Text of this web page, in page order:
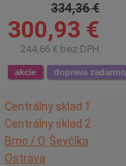
334,36 €
300,93 €
244,66 € bez DPH
akcie doprava zadarmo
Centrálny sklad 1
Centrálny sklad 2
Brno / O. Ševčíka
Ostrava